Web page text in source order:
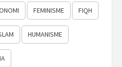
FEMINISME FIQH
HUMANISME